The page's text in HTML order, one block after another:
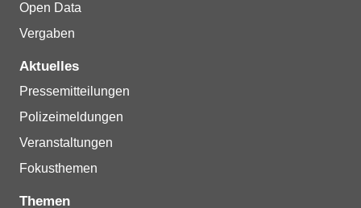
Open Data
Vergaben
Aktuelles
Pressemitteilungen
Polizeimeldungen
Veranstaltungen
Fokusthemen
Themen